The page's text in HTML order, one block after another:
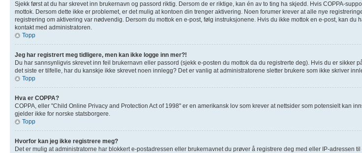
Sjekk først at du har skrevet inn brukernavn og passord riktig. Dersom de er riktige, kan én av to ting ha skjedd. Hvis COPPA-
mottok. Dersom dette ikke er problemet, er det mulig at kontoen din trenger aktivering. Noen forumer krever at alle nye
registrering om aktivering var nødvendig. Dersom du mottok en e-post, følg instruksjonene. Hvis du ikke mottok en e-post, kan
kontakt med administratoren.
Topp
Jeg har registrert meg tidligere, men kan ikke logge inn mer?!
Du har sannsynligvis skrevet inn feil brukernavn eller passord (sjekk e-posten du mottok da du registrerte deg). Hvis du er
det siste er tilfelle, har du kanskje ikke skrevet noen innlegg? Det er vanlig at administratorene sletter brukere som ikke skriver
Topp
Hva er COPPA?
COPPA, eller "Child Online Privacy and Protection Act of 1998" er en amerikansk lov som krever at nettsider som potensielt kan
gjelder ikke for norske statsborgere.
Topp
Hvorfor kan jeg ikke registrere meg?
Det er mulig at administratorne har blokkert e-postadressen eller brukernavnet du prøver å registrere deg med eller IP-adressen